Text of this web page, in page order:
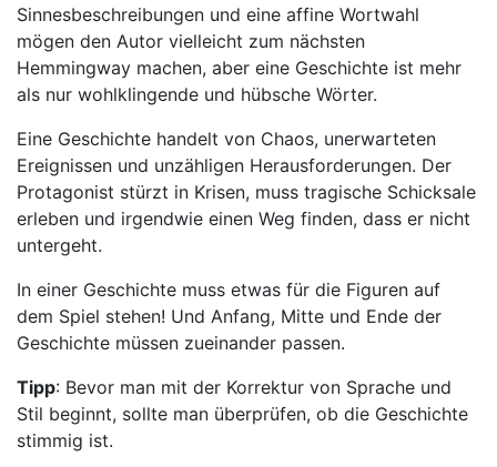
Sinnesbeschreibungen und eine affine Wortwahl
mögen den Autor vielleicht zum nächsten
Hemmingway machen, aber eine Geschichte ist mehr
als nur wohlklingende und hübsche Wörter.
Eine Geschichte handelt von Chaos, unerwarteten
Ereignissen und unzähligen Herausforderungen. Der
Protagonist stürzt in Krisen, muss tragische Schicksale
erleben und irgendwie einen Weg finden, dass er nicht
untergeht.
In einer Geschichte muss etwas für die Figuren auf
dem Spiel stehen! Und Anfang, Mitte und Ende der
Geschichte müssen zueinander passen.
Tipp: Bevor man mit der Korrektur von Sprache und
Stil beginnt, sollte man überprüfen, ob die Geschichte
stimmig ist.